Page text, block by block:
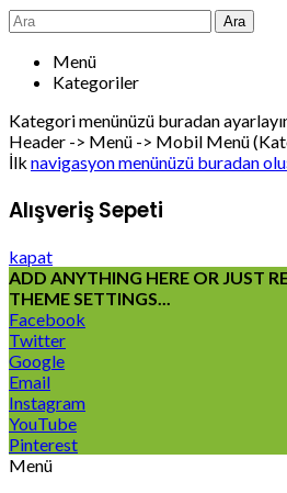
Ara
Menü
Kategoriler
Kategori menünüzü buradan
Header -> Menü -> Mobil Menü
İlk navigasyon menünüzü buradan
Alışveriş Sepeti
kapat
ADD ANYTHING HERE OR JUST
THEME SETTINGS...
Facebook
Twitter
Google
Email
Instagram
YouTube
Pinterest
Menü